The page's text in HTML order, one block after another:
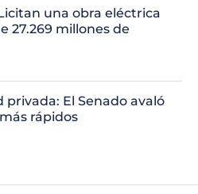
una obra eléctrica
27.269 millones de
privada: El Senado avaló
rápidos